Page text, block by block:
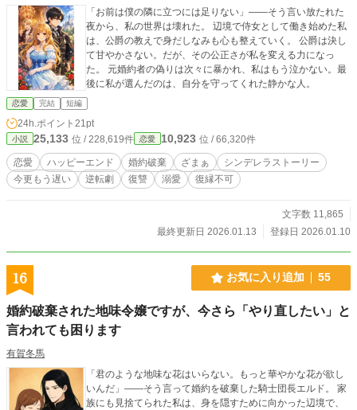
「お前は僕の隣に立つには足りない」――そう言い放たれた
夜から、私の世界は壊れた。 辺境で侍女として働き始めた私
は、公爵の教えで身だしなみも心も整えていく。 公爵は決し
て甘やかさない。だが、その公正さが私を変える力になっ
た。 元婚約者の偽りは次々に暴かれ、私はもう泣かない。最
後に私が選んだのは、自分を守ってくれた静かな人。
恋愛 完結 短編
24h.ポイント 21pt
小説 25,133 位 / 228,619件 恋愛 10,923 位 / 66,320件
恋愛 ハッピーエンド 婚約破棄 ざまぁ
シンデレラストーリー
今更もう遅い
逆転劇 復讐 溺愛 復縁不可
文字数 11,865
最終更新日 2026.01.13
登録日 2026.01.10
16 お気に入り追加 55
婚約破棄された地味令嬢ですが、今さら「やり直したい」と
言われても困ります
有賀冬馬
「君のような地味な花はいらない。もっと華やかな花が欲し
いんだ」――そう言って婚約を破棄した騎士団長エルド。 家
族にも見捨てられた私は、身を隠すために向かった辺境で、